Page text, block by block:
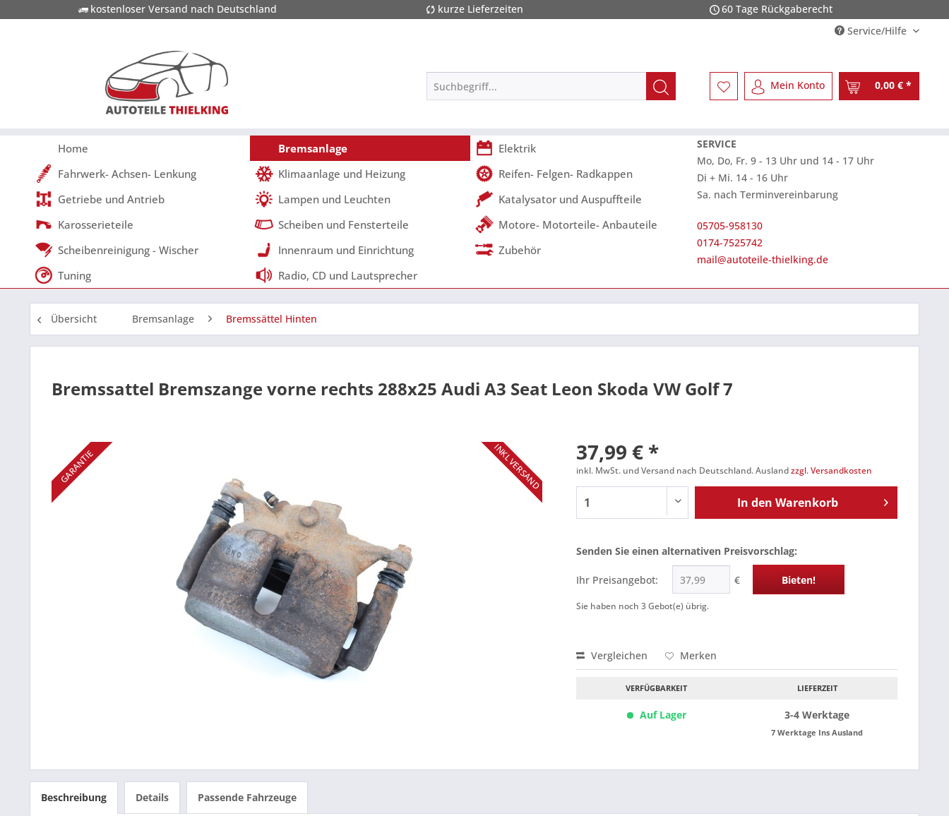
kostenloser Versand nach Deutschland kurze Lieferzeiten
60 Tage Rückgaberecht
Service/Hilfe
Mein Konto 0,00 € *
Home Bremsanlage
Elektrik
Fahrwerk- Achsen- Lenkung
Klimaanlage und Heizung
Reifen- Felgen- Radkappen
Getriebe und Antrieb
Lampen und Leuchten
Katalysator und Auspuffteile
Karosserieteile
Scheiben und Fensterteile
Motore- Motorteile- Anbauteile
Scheibenreinigung - Wischer
Innenraum und Einrichtung
Zubehör
Tuning
Radio, CD und Lautsprecher
SERVICE
Mo, Do, Fr. 9 - 13 Uhr und 14 - 17 Uhr
Di + Mi. 14 - 16 Uhr
Sa. nach Terminvereinbarung
05705-958130
0174-7525742
mail@autoteile-thielking.de
Übersicht Bremsanlage Bremssättel Hinten
Bremssattel Bremszange vorne rechts 288x25 Audi A3 Seat Leon Skoda VW Golf 7
GARANTIE INKL VERSAND 37,99 € *
inkl. MwSt. und Versand nach Deutschland. Auslandzzgl. Versandkosten
In den Warenkorb
Senden Sie einen alternativen Preisvorschlag:
Ihr Preisangebot: € Bieten!
Sie haben noch 3Gebot(e) übrig.
Vergleichen Merken
VERFÜGBARKEIT
Auf Lager
LIEFERZEIT
3-4 Werktage
7 Werktage Ins Ausland
Beschreibung Details Passende Fahrzeuge